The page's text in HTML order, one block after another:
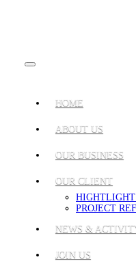
HOME
ABOUT US
OUR BUSINESS
OUR CLIENT
HIGHTLIGHT
PROJECT
NEWS &
JOIN US